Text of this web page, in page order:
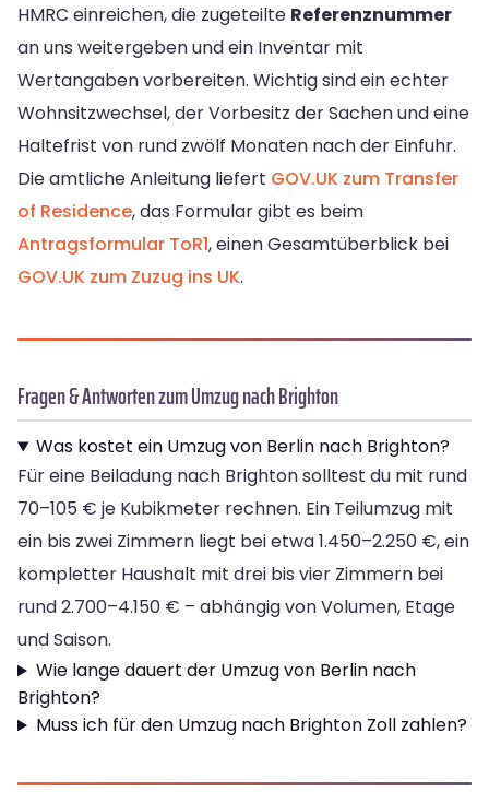
HMRC einreichen, die zugeteilte Referenznummer
an uns weitergeben und ein Inventar mit
Wertangaben vorbereiten. Wichtig sind ein echter
Wohnsitzwechsel, der Vorbesitz der Sachen und eine
Haltefrist von rund zwölf Monaten nach der Einfuhr.
Die amtliche Anleitung liefert GOV.UK zum Transfer
of Residence, das Formular gibt es beim
Antragsformular ToR1, einen Gesamtüberblick bei
GOV.UK zum Zuzug ins UK.
Fragen & Antworten zum Umzug nach Brighton
Was kostet ein Umzug von Berlin nach Brighton?
Für eine Beiladung nach Brighton solltest du mit rund
70–105 € je Kubikmeter rechnen. Ein Teilumzug mit
ein bis zwei Zimmern liegt bei etwa 1.450–2.250 €, ein
kompletter Haushalt mit drei bis vier Zimmern bei
rund 2.700–4.150 € – abhängig von Volumen, Etage
und Saison.
Wie lange dauert der Umzug von Berlin nach
Brighton?
Muss ich für den Umzug nach Brighton Zoll zahlen?